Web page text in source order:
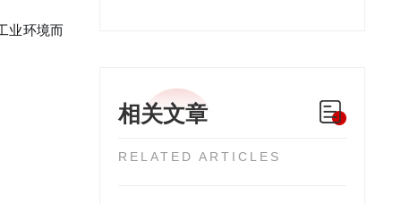
相关文章
RELATED ARTICLES
业环境而